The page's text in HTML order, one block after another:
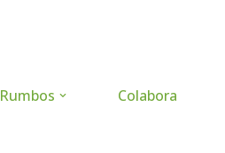
Rumbos Colabora